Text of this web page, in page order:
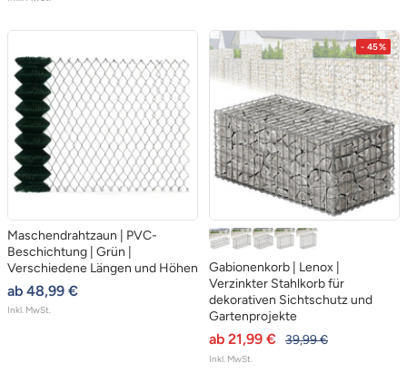
Maschendrahtzaun | PVC-
Beschichtung | Grün |
Verschiedene Längen und Höhen
angebotspreis
ab 48,99 €
Inkl. MwSt.
- 45%
S
i
l
b
S
l
b
S
l
b
S
i
l
b
S
l
b
Gabionenkorb | Lenox |
Verzinkter Stahlkorb für
dekorativen Sichtschutz und
Gartenprojekte
angebotspreis
ab 21,99 € regulärer preis
39,99 €
Inkl. MwSt.